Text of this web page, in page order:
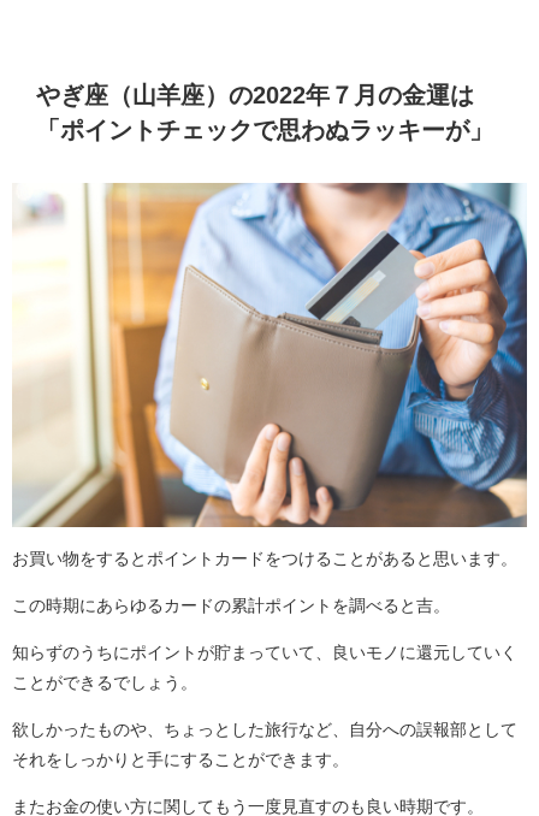
やぎ座（山羊座）の2022年７月の金運は
「ポイントチェックで思わぬラッキーが」
お買い物をするとポイントカードをつけることがあると思います。
この時期にあらゆるカードの累計ポイントを調べると吉。
知らずのうちにポイントが貯まっていて、良いモノに還元していく
ことができるでしょう。
欲しかったものや、ちょっとした旅行など、自分への誤報部として
それをしっかりと手にすることができます。
またお金の使い方に関してもう一度見直すのも良い時期です。